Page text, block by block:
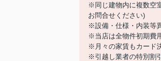
※同じ建物内に複数空
お問合せください)
※設備・仕様・内装等
※当店は全物件初期費
※月々の家賃もカード
※引越し業者の特別割